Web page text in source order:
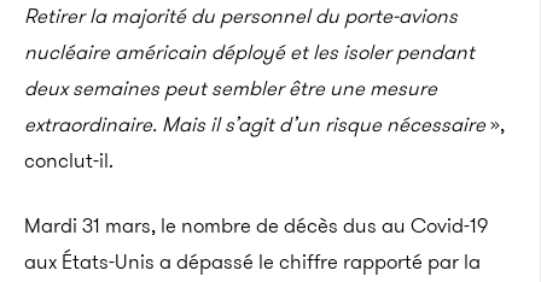
Retirer la majorité du personnel du porte-avions
nucléaire américain déployé et les isoler pendant
deux semaines peut sembler être une mesure
extraordinaire. Mais il s’agit d’un risque nécessaire»,
conclut-il.
Mardi 31 mars, le nombre de décès dus au Covid-19
aux États-Unis a dépassé le chiffre rapporté par la